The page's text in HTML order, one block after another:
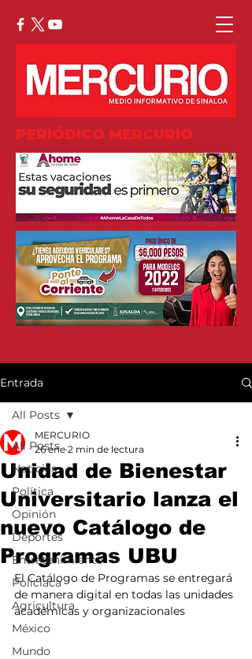
PERIÓDICO MERCURIO
Entrada
All Posts
Noticias
Política
Opinión
Deportes
Entretenimiento
Policiaca
Agricultura
México
Mundo
All Posts
Unidad de Bienestar
Universitario lanza el
nuevo Catálogo de
Programas UBU
MERCURIO
26 ene 2 min de lectura
El Catálogo de Programas se entregará
de manera digital en todas las unidades
académicas y organizacionales